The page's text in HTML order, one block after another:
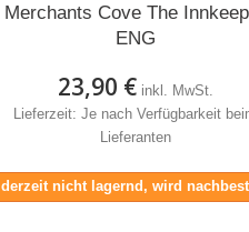
Merchants Cove The
ENG
23,90 € inkl. MwSt.
Lieferzeit: Je nach Verfügbarkeit
Lieferanten
derzeit nicht lagernd, wird